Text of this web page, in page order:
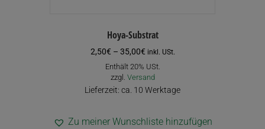
Hoya-Substrat
2,50€ – 35,00€Preisspanne:
2,50€
bis
35,00€
inkl. USt.
Enthält 20% USt.
zzgl. Versand
Lieferzeit: ca. 10 Werktage
Zu meiner Wunschliste hinzufügen